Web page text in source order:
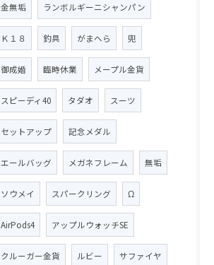
金無垢 ランボルギーニシャンパン
Ｋ１８ 釣具 がまへら 兜
御成婚 臨時休業 メープル金貨
スピーディ40 タダオ スーツ
セットアップ 記念メダル
エールバッグ メガネフレーム 無垢
ソウメイ スパークリング Ω
AirPods4 アップルウォッチSE
クルーガー金貨 ルビー サファイヤ